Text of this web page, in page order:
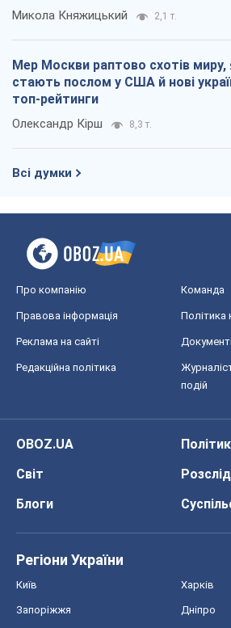
Микола Княжицький 2,1 т.
Мер Москви раптово схотів миру,
стають послом у США й нові
топ-рейтинги
Олександр Кірш 8,3 т.
Всі думки
Про компанію Команда
Правова інформація Політика
Реклама на сайті
Редакційна політика
подій
OBOZ.UA
Світ
Блоги
Регіони України
Київ Харків
Запоріжжя Дніпро